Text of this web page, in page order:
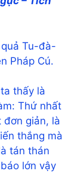
Tu-đà-
Pháp Cú.
thấy là
Thứ nhất
đơn giản, là
thắng mà
tán thán
lớn vậy